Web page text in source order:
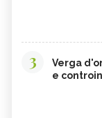
3
Verga
e